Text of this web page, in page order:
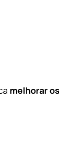
melhorar os